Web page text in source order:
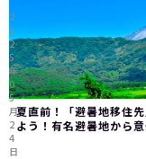
夏直前！「避暑地移住
よう！有名避暑地から
2
0
2
5
年
0
5
月
2
4
日